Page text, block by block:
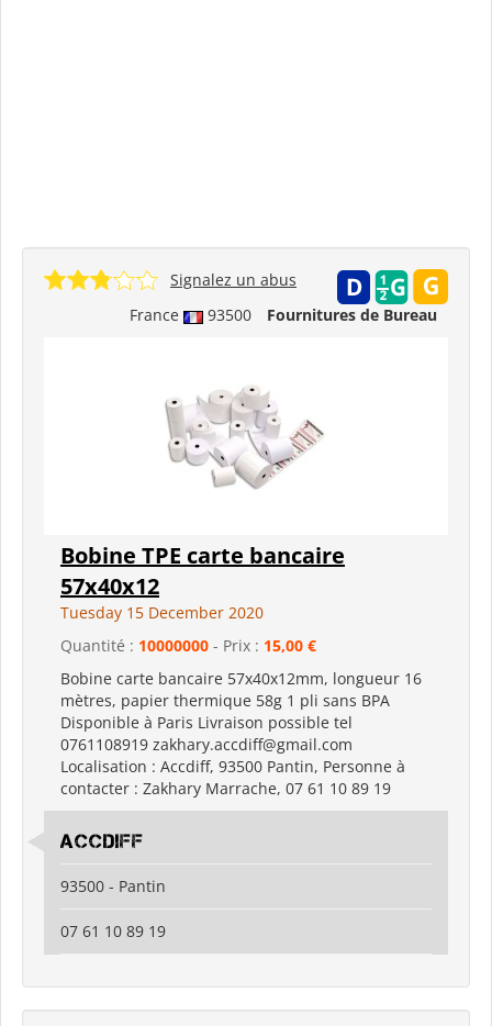
France 93500 Fournitures de Bureau
Signalez un abus
Bobine TPE carte bancaire
57x40x12
Tuesday 15 December 2020
Quantité : 10000000 - Prix : 15,00 €
Bobine carte bancaire 57x40x12mm, longueur 16
mètres, papier thermique 58g 1 pli sans BPA
Disponible à Paris Livraison possible tel
0761108919 zakhary.accdiff@gmail.com
Localisation : Accdiff, 93500 Pantin, Personne à
contacter : Zakhary Marrache, 07 61 10 89 19
ACCDIFF
93500 - Pantin
07 61 10 89 19